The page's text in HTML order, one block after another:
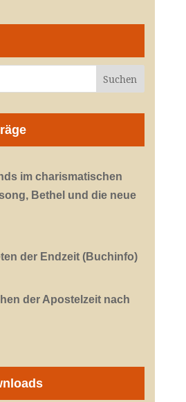
im charismatischen
Bethel und die neue
der Endzeit (Buchinfo)
der Apostelzeit nach